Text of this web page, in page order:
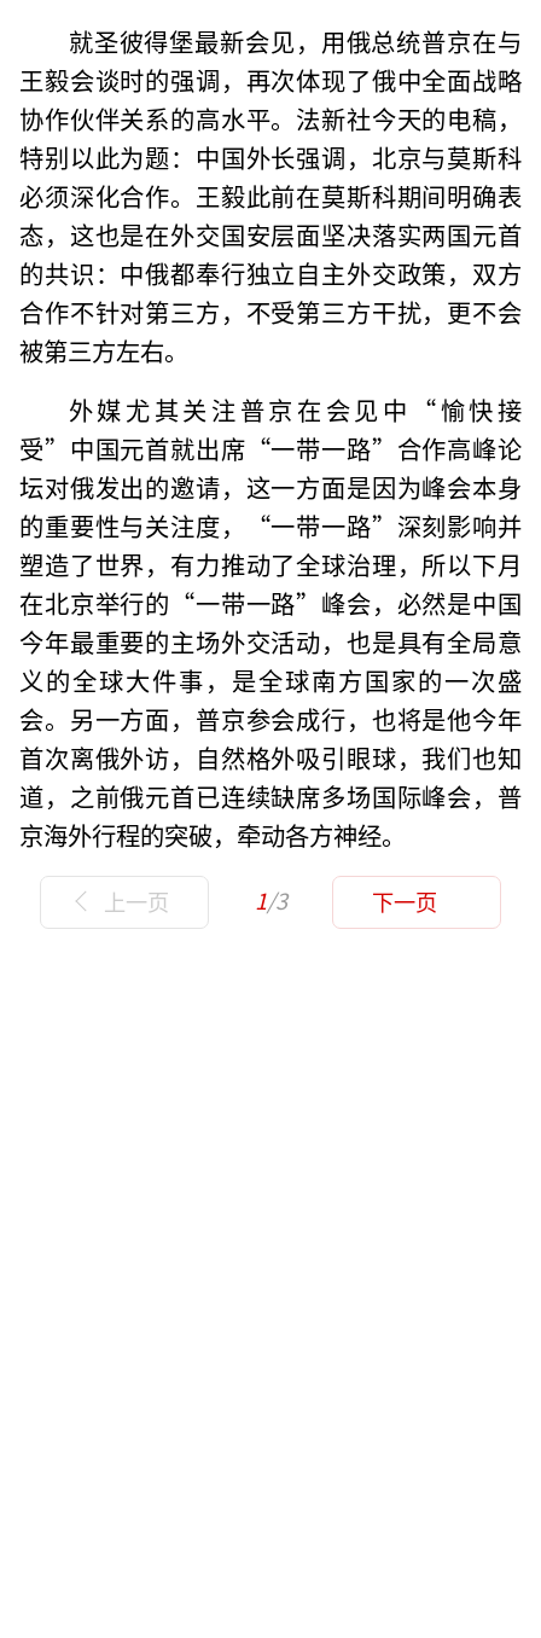
就圣彼得堡最新会见，用俄总统普京在与
王毅会谈时的强调，再次体现了俄中全面战略
协作伙伴关系的高水平。法新社今天的电稿，
特别以此为题：中国外长强调，北京与莫斯科
必须深化合作。王毅此前在莫斯科期间明确表
态，这也是在外交国安层面坚决落实两国元首
的共识：中俄都奉行独立自主外交政策，双方
合作不针对第三方，不受第三方干扰，更不会
被第三方左右。
外媒尤其关注普京在会见中“愉快接
受”中国元首就出席“一带一路”合作高峰论
坛对俄发出的邀请，这一方面是因为峰会本身
的重要性与关注度，“一带一路”深刻影响并
塑造了世界，有力推动了全球治理，所以下月
在北京举行的“一带一路”峰会，必然是中国
今年最重要的主场外交活动，也是具有全局意
义的全球大件事，是全球南方国家的一次盛
会。另一方面，普京参会成行，也将是他今年
首次离俄外访，自然格外吸引眼球，我们也知
道，之前俄元首已连续缺席多场国际峰会，普
京海外行程的突破，牵动各方神经。
上一页 1/3 下一页